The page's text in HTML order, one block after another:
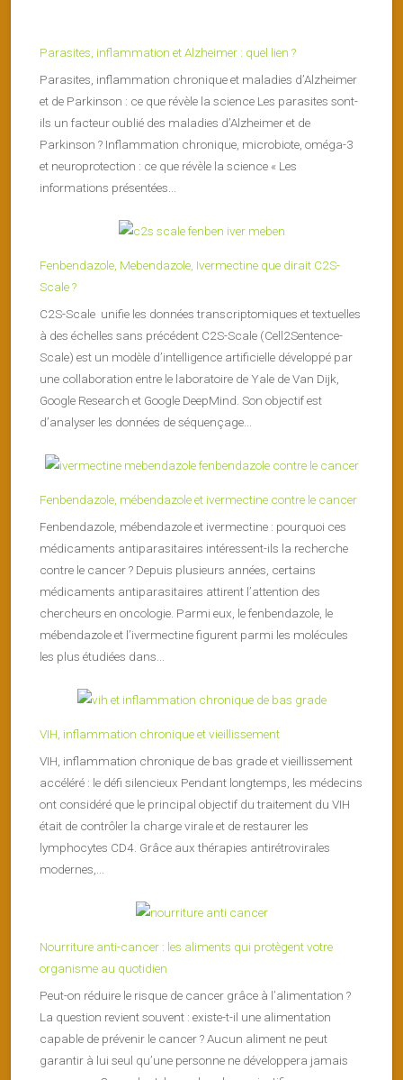
Parasites, inflammation et Alzheimer : quel lien ?
Parasites, inflammation chronique et maladies d’Alzheimer
et de Parkinson : ce que révèle la science Les parasites sont-
ils un facteur oublié des maladies d’Alzheimer et de
Parkinson ? Inflammation chronique, microbiote, oméga-3
et neuroprotection : ce que révèle la science « Les
informations présentées...
Fenbendazole, Mebendazole, Ivermectine que dirait C2S-
Scale ?
C2S-Scale unifie les données transcriptomiques et textuelles
à des échelles sans précédent C2S-Scale (Cell2Sentence-
Scale) est un modèle d’intelligence artificielle développé par
une collaboration entre le laboratoire de Yale de Van Dijk,
Google Research et Google DeepMind. Son objectif est
d’analyser les données de séquençage...
Fenbendazole, mébendazole et ivermectine contre le cancer
Fenbendazole, mébendazole et ivermectine : pourquoi ces
médicaments antiparasitaires intéressent-ils la recherche
contre le cancer ? Depuis plusieurs années, certains
médicaments antiparasitaires attirent l’attention des
chercheurs en oncologie. Parmi eux, le fenbendazole, le
mébendazole et l’ivermectine figurent parmi les molécules
les plus étudiées dans...
VIH, inflammation chronique et vieillissement
VIH, inflammation chronique de bas grade et vieillissement
accéléré : le défi silencieux Pendant longtemps, les médecins
ont considéré que le principal objectif du traitement du VIH
était de contrôler la charge virale et de restaurer les
lymphocytes CD4. Grâce aux thérapies antirétrovirales
modernes,...
Nourriture anti-cancer : les aliments qui protègent votre
organisme au quotidien
Peut-on réduire le risque de cancer grâce à l’alimentation ?
La question revient souvent : existe-t-il une alimentation
capable de prévenir le cancer ? Aucun aliment ne peut
garantir à lui seul qu’une personne ne développera jamais